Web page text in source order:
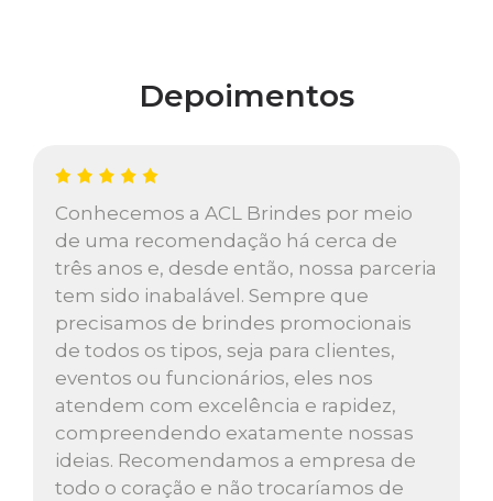
Depoimentos
Conhecemos a ACL Brindes por meio
de uma recomendação há cerca de
três anos e, desde então, nossa parceria
tem sido inabalável. Sempre que
precisamos de brindes promocionais
de todos os tipos, seja para clientes,
eventos ou funcionários, eles nos
atendem com excelência e rapidez,
compreendendo exatamente nossas
ideias. Recomendamos a empresa de
todo o coração e não trocaríamos de